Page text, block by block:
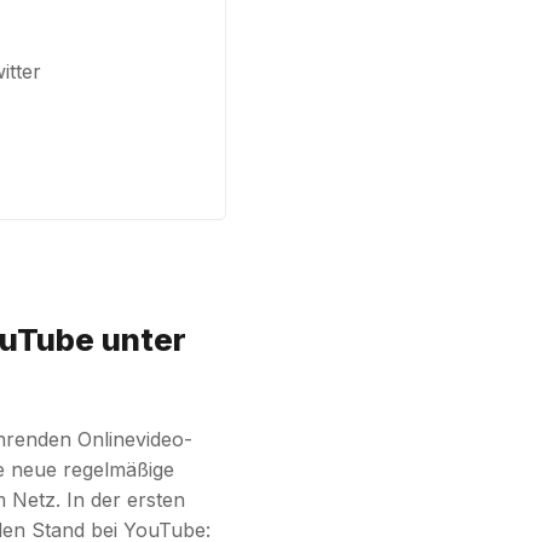
unter
Onlinevideo-
neue regelmäßige
Netz. In der ersten
Stand bei YouTube: